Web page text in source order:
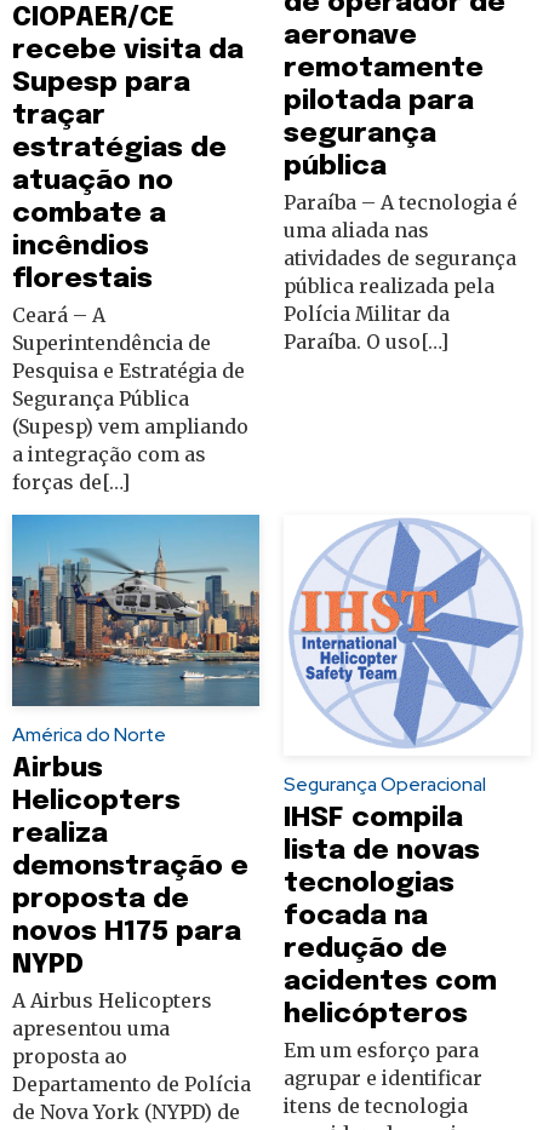
CIOPAER/CE
recebe visita da
Supesp para
traçar
estratégias de
atuação no
combate a
incêndios
florestais
Ceará – A
Superintendência de
Pesquisa e Estratégia de
Segurança Pública
(Supesp) vem ampliando
a integração com as
forças de[…]
aeronave
remotamente
pilotada para
segurança
pública
Paraíba – A tecnologia é
uma aliada nas
atividades de segurança
pública realizada pela
Polícia Militar da
Paraíba. O uso[…]
América do Norte
Airbus
Helicopters
realiza
demonstração e
proposta de
novos H175 para
NYPD
A Airbus Helicopters
apresentou uma
proposta ao
Departamento de Polícia
de Nova York (NYPD) de
Segurança Operacional
IHSF compila
lista de novas
tecnologias
focada na
redução de
acidentes com
helicópteros
Em um esforço para
agrupar e identificar
itens de tecnologia